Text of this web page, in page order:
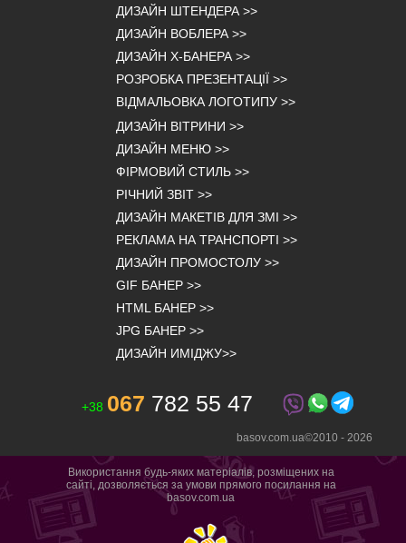
ДИЗАЙН ШТЕНДЕРА >>
ДИЗАЙН ВОБЛЕРА >>
ДИЗАЙН Х-БАНЕРА >>
РОЗРОБКА ПРЕЗЕНТАЦІЇ >>
ВІДМАЛЬОВКА ЛОГОТИПУ >>
ДИЗАЙН ВІТРИНИ >>
ДИЗАЙН МЕНЮ >>
ФІРМОВИЙ СТИЛЬ >>
РІЧНИЙ ЗВІТ >>
ДИЗАЙН МАКЕТІВ ДЛЯ ЗМІ >>
РЕКЛАМА НА ТРАНСПОРТІ >>
ДИЗАЙН ПРОМОСТОЛУ >>
GIF БАНЕР >>
HTML БАНЕР >>
JPG БАНЕР >>
ДИЗАЙН ИМІДЖУ>>
+38 067 782 55 47
basov.com.ua©2010 - 2026
Використання будь-яких матеріалів, розміщених на
сайті, дозволяється за умови прямого посилання на
basov.com.ua